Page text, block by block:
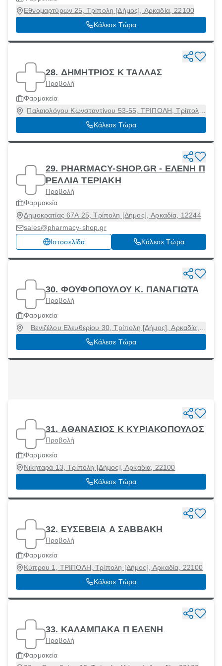
Εθνομαρτύρων 25, Τρίπολη [Δήμος], Αρκαδία, 22100
Κάλεσε Τώρα
28. ΔΗΜΗΤΡΙΟΣ Κ ΤΑΛΛΑΣ
Προβολή
Φαρμακεία
Παλαιολόγου Κωνσταντίνου 53-55, ΤΡΙΠΟΛΗ, Τρίπολη
[Δήμος], Αρκαδία, 10438
Κάλεσε Τώρα
29. PHARMACY-SHOP.GR - ΕΛΕΝΗ Π
ΡΕΛΛΙΑ ΤΕΡΙΑΚΗ
Προβολή
Φαρμακεία
Δημοκρατίας 67Α 25, Τρίπολη [Δήμος], Αρκαδία, 12244
sales@pharmacy-shop.gr
Ιστοσελίδα
Κάλεσε Τώρα
30. ΦΟΥΦΟΠΟΥΛΟΥ Κ. ΠΑΝΑΓΙΩΤΑ
Προβολή
Φαρμακεία
Βενιζέλου Ελευθερίου 30, Τρίπολη [Δήμος], Αρκαδία,
22100
Κάλεσε Τώρα
31. ΑΘΑΝΑΣΙΟΣ Κ ΚΥΡΙΑΚΟΠΟΥΛΟΣ
Προβολή
Φαρμακεία
Νικηταρά 13, Τρίπολη [Δήμος], Αρκαδία, 22100
Κάλεσε Τώρα
32. ΕΥΣΕΒΕΙΑ Α ΣΑΒΒΑΚΗ
Προβολή
Φαρμακεία
Κύπρου 1, ΤΡΙΠΟΛΗ, Τρίπολη [Δήμος], Αρκαδία, 22100
Κάλεσε Τώρα
33. ΚΑΛΑΜΠΑΚΑ Π ΕΛΕΝΗ
Προβολή
Φαρμακεία